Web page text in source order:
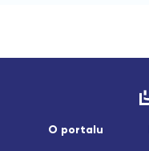
O portalu